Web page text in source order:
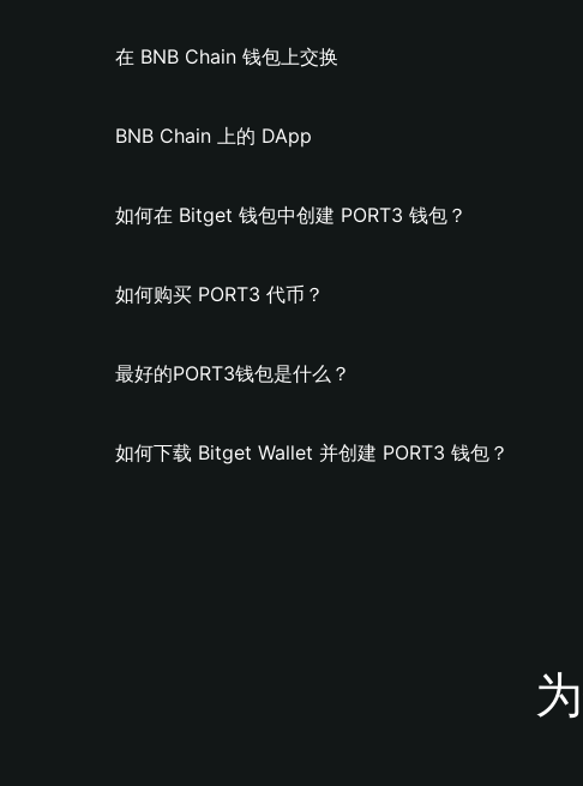
在 BNB Chain 钱包上交换
BNB Chain 上的 DApp
如何在 Bitget 钱包中创建 PORT3 钱包？
如何购买 PORT3 代币？
最好的PORT3钱包是什么？
如何下载 Bitget Wallet 并创建 PORT3 钱包？